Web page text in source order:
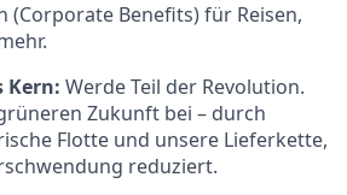
(Corporate Benefits) für Reisen,
Kern: Werde Teil der Revolution.
Zukunft bei – durch
Flotte und unsere Lieferkette,
reduziert.